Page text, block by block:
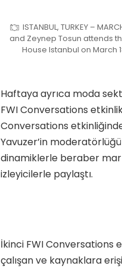
ISTANBUL, TURKEY –
and Zeynep Tosun attends
House Istanbul on March
Haftaya ayrıca moda
FWI Conversations
Conversations
Yavuzer’in
dinamiklerle beraber
izleyicilerle paylaştı.
İkinci FWI Conversations
çalışan ve kaynaklara